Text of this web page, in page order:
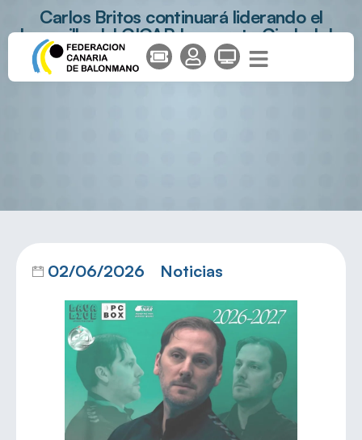
Carlos Britos continuará liderando el
banquillo del CICAR Lanzarote Ciudad de
Arrecife
02/06/2026 Noticias